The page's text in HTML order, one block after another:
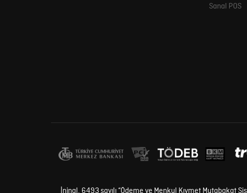
Sanal POS
İninal, 6493 sayılı “Ödeme ve Menkul Kıymet Mutabakat